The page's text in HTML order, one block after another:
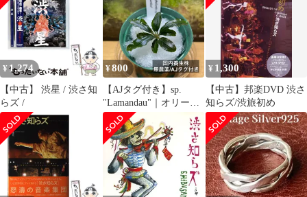
¥ 1,274
【中古】 渋星 / 渋さ知
らズ /
¥800
【AJタグ付き】sp.
"Lamandau"｜オリーブ
グリーンの肉厚で丈夫
な美株｜
¥ 1,300
【中古】邦楽DVD 渋さ
知らズ/渋旅初め